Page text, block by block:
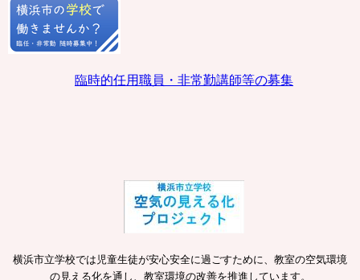
臨時的任用職員・非常勤講師等の募集
横浜市立学校では児童生徒が安心安全に過ごすために、教室の空気環境
の見える化を通し、教室環境の改善を推進しています。